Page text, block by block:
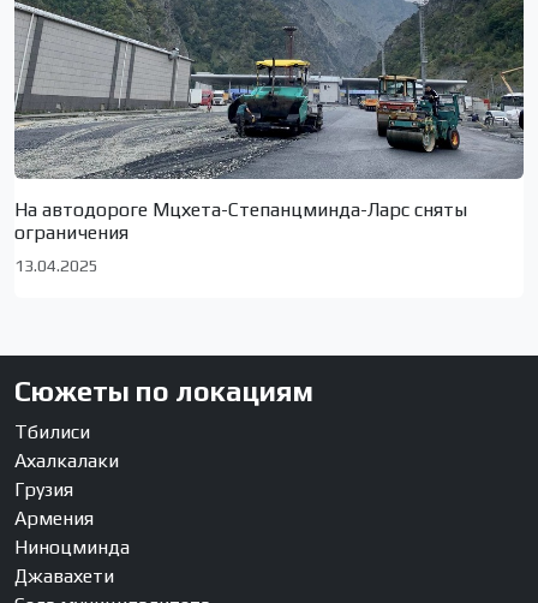
На автодороге Мцхета-Степанцминда-Ларс сняты
ограничения
13.04.2025
Сюжеты по локациям
Тбилиси
Ахалкалаки
Грузия
Армения
Ниноцминда
Джавахети